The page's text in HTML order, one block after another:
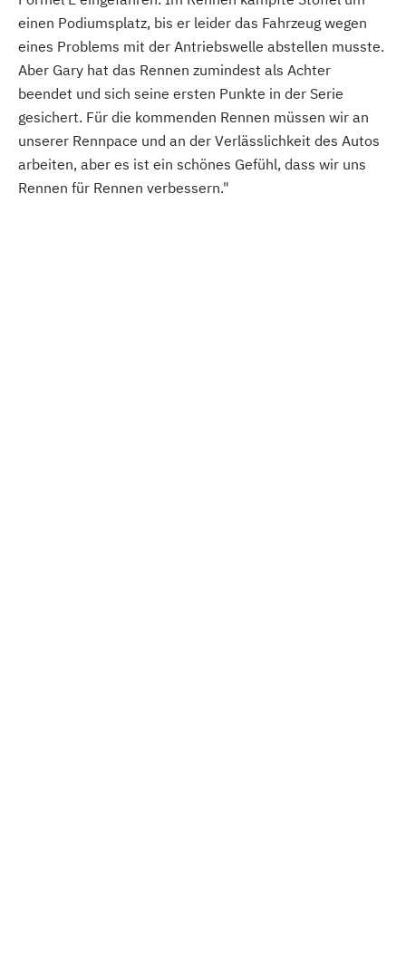
einen Podiumsplatz, bis er leider das Fahrzeug wegen
eines Problems mit der Antriebswelle abstellen musste.
Aber Gary hat das Rennen zumindest als Achter
beendet und sich seine ersten Punkte in der Serie
gesichert. Für die kommenden Rennen müssen wir an
unserer Rennpace und an der Verlässlichkeit des Autos
arbeiten, aber es ist ein schönes Gefühl, dass wir uns
Rennen für Rennen verbessern."